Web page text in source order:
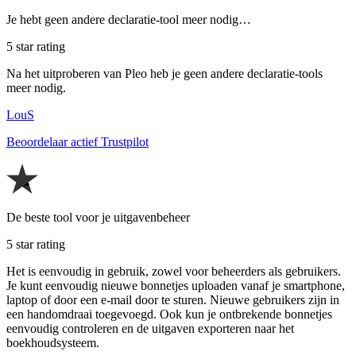
Je hebt geen andere declaratie-tool meer nodig…
5 star rating
Na het uitproberen van Pleo heb je geen andere declaratie-tools
meer nodig.
LouS
Beoordelaar actief Trustpilot
De beste tool voor je uitgavenbeheer
5 star rating
Het is eenvoudig in gebruik, zowel voor beheerders als gebruikers.
Je kunt eenvoudig nieuwe bonnetjes uploaden vanaf je smartphone,
laptop of door een e-mail door te sturen. Nieuwe gebruikers zijn in
een handomdraai toegevoegd. Ook kun je ontbrekende bonnetjes
eenvoudig controleren en de uitgaven exporteren naar het
boekhoudsysteem.